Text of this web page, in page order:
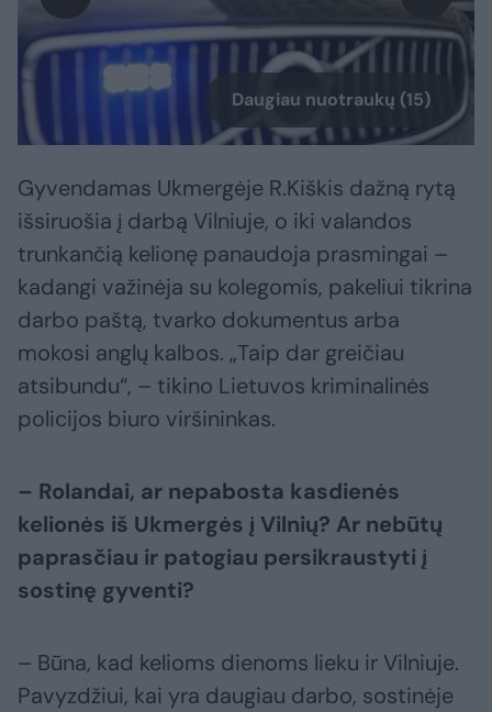
Daugiau nuotraukų (15)
Gyvendamas Ukmergėje R.Kiškis dažną rytą
išsiruošia į darbą Vilniuje, o iki valandos
trunkančią kelionę panaudoja prasmingai –
kadangi važinėja su kolegomis, pakeliui tikrina
darbo paštą, tvarko dokumentus arba
mokosi anglų kalbos. „Taip dar greičiau
atsibundu“, – tikino Lietuvos kriminalinės
policijos biuro viršininkas.
– Rolandai, ar nepabosta kasdienės
kelionės iš Ukmergės į Vilnių? Ar nebūtų
paprasčiau ir patogiau persikraustyti į
sostinę gyventi?
– Būna, kad kelioms dienoms lieku ir Vilniuje.
Pavyzdžiui, kai yra daugiau darbo, sostinėje